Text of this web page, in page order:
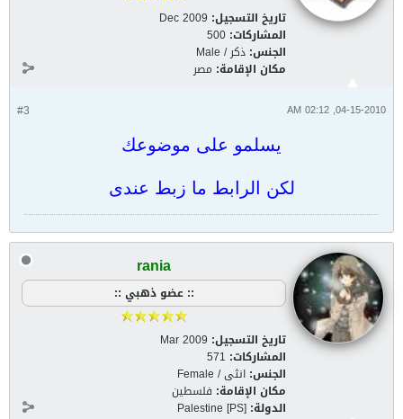
تاريخ التسجيل: Dec 2009
المشاركات: 500
الجنس: ذكر / Male
مكان الإقامة: مصر
#3 04-15-2010, 02:12 AM
يسلمو على موضوعك
لكن الرابط ما زبط عندى
rania
:: عضو ذهبي ::
تاريخ التسجيل: Mar 2009
المشاركات: 571
الجنس: انثى / Female
مكان الإقامة: فلسطين
الدولة: Palestine [PS]